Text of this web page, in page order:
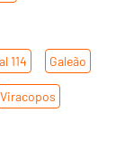
114 Galeão
Viracopos